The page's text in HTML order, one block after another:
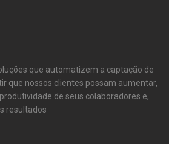
que automatizem a captação de
de seus colaboradores e,
resultados